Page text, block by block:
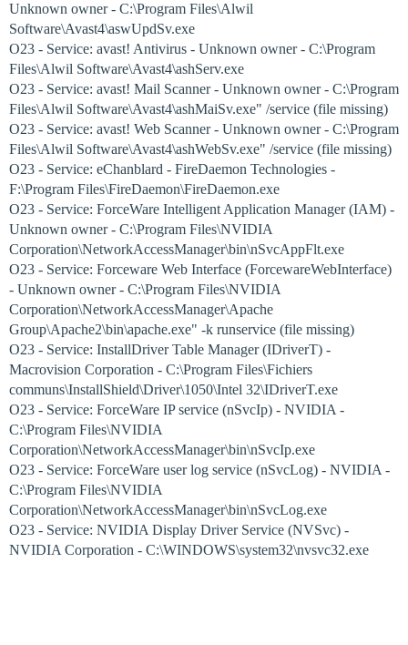
Unknown owner - C:\Program Files\Alwil
Software\Avast4\aswUpdSv.exe
O23 - Service: avast! Antivirus - Unknown owner - C:\Program
Files\Alwil Software\Avast4\ashServ.exe
O23 - Service: avast! Mail Scanner - Unknown owner - C:\Program
Files\Alwil Software\Avast4\ashMaiSv.exe" /service (file missing)
O23 - Service: avast! Web Scanner - Unknown owner - C:\Program
Files\Alwil Software\Avast4\ashWebSv.exe" /service (file missing)
O23 - Service: eChanblard - FireDaemon Technologies -
F:\Program Files\FireDaemon\FireDaemon.exe
O23 - Service: ForceWare Intelligent Application Manager (IAM) -
Unknown owner - C:\Program Files\NVIDIA
Corporation\NetworkAccessManager\bin\nSvcAppFlt.exe
O23 - Service: Forceware Web Interface (ForcewareWebInterface)
- Unknown owner - C:\Program Files\NVIDIA
Corporation\NetworkAccessManager\Apache
Group\Apache2\bin\apache.exe" -k runservice (file missing)
O23 - Service: InstallDriver Table Manager (IDriverT) -
Macrovision Corporation - C:\Program Files\Fichiers
communs\InstallShield\Driver\1050\Intel 32\IDriverT.exe
O23 - Service: ForceWare IP service (nSvcIp) - NVIDIA -
C:\Program Files\NVIDIA
Corporation\NetworkAccessManager\bin\nSvcIp.exe
O23 - Service: ForceWare user log service (nSvcLog) - NVIDIA -
C:\Program Files\NVIDIA
Corporation\NetworkAccessManager\bin\nSvcLog.exe
O23 - Service: NVIDIA Display Driver Service (NVSvc) -
NVIDIA Corporation - C:\WINDOWS\system32\nvsvc32.exe